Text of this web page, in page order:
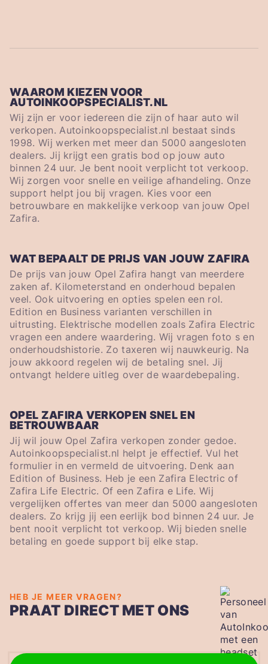
WAAROM KIEZEN VOOR
AUTOINKOOPSPECIALIST.NL
Wij zijn er voor iedereen die zijn of haar auto wil
verkopen. Autoinkoopspecialist.nl bestaat sinds
1998. Wij werken met meer dan 5000 aangesloten
dealers. Jij krijgt een gratis bod op jouw auto
binnen 24 uur. Je bent nooit verplicht tot verkoop.
Wij zorgen voor snelle en veilige afhandeling. Onze
support helpt jou bij vragen. Kies voor een
betrouwbare en makkelijke verkoop van jouw Opel
Zafira.
WAT BEPAALT DE PRIJS VAN JOUW ZAFIRA
De prijs van jouw Opel Zafira hangt van meerdere
zaken af. Kilometerstand en onderhoud bepalen
veel. Ook uitvoering en opties spelen een rol.
Edition en Business varianten verschillen in
uitrusting. Elektrische modellen zoals Zafira Electric
vragen een andere waardering. Wij vragen foto s en
onderhoudshistorie. Zo taxeren wij nauwkeurig. Na
jouw akkoord regelen wij de betaling snel. Jij
ontvangt heldere uitleg over de waardebepaling.
OPEL ZAFIRA VERKOPEN SNEL EN
BETROUWBAAR
Jij wil jouw Opel Zafira verkopen zonder gedoe.
Autoinkoopspecialist.nl helpt je effectief. Vul het
formulier in en vermeld de uitvoering. Denk aan
Edition of Business. Heb je een Zafira Electric of
Zafira Life Electric. Of een Zafira e Life. Wij
vergelijken offertes van meer dan 5000 aangesloten
dealers. Zo krijg jij een eerlijk bod binnen 24 uur. Je
bent nooit verplicht tot verkoop. Wij bieden snelle
betaling en goede support bij elke stap.
HEB JE MEER VRAGEN?
PRAAT DIRECT MET ONS